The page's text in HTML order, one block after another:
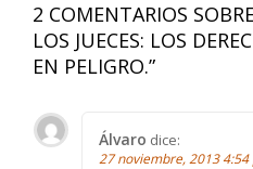
2 COMENTARIOS
LOS JUECES: LOS
EN PELIGRO.”
Álvaro dice:
27 noviembre, 2013 4:54